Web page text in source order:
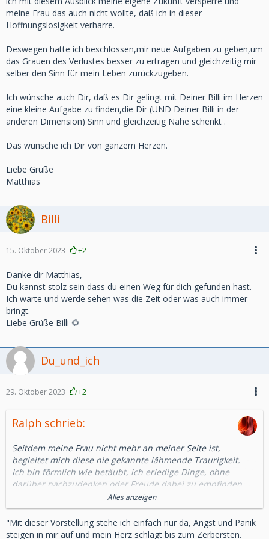
meine Frau das auch nicht wollte, daß ich in dieser
Hoffnungslosigkeit verharre.
Deswegen hatte ich beschlossen,mir neue Aufgaben zu geben,um
das Grauen des Verlustes besser zu ertragen und gleichzeitig mir
selber den Sinn für mein Leben zurückzugeben.
Ich wünsche auch Dir, daß es Dir gelingt mit Deiner Billi im Herzen
eine kleine Aufgabe zu finden,die Dir (UND Deiner Billi in der
anderen Dimension) Sinn und gleichzeitig Nähe schenkt .
Das wünsche ich Dir von ganzem Herzen.
Liebe Grüße
Matthias
Billi
15. Oktober 2023 +2
Danke dir Matthias,
Du kannst stolz sein dass du einen Weg für dich gefunden hast.
Ich warte und werde sehen was die Zeit oder was auch immer
bringt.
Liebe Grüße Billi 🌻
Du_und_ich
29. Oktober 2023 +2
Ralph schrieb:
Seitdem meine Frau nicht mehr an meiner Seite ist,
begleitet mich diese nie gekannte lähmende Traurigkeit.
Ich bin förmlich wie betäubt, ich erledige Dinge, ohne
darüber nachzudenken oder Freude dabei zu empfinden,
als wäre ich in einer Blase gefangen und alles um mich
herum läuft in einer anderen Welt und mit seiner eigenen
Geschwindigkeit ab.
Wenn ich mit den Problemen des Alltags konfrontiert werde,
Alles anzeigen
"Mit dieser Vorstellung stehe ich einfach nur da, Angst und Panik
steigen in mir auf und mein Herz schlägt bis zum Zerbersten.